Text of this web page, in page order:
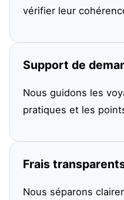
vérifier leur
Support de
Nous guidons les
pratiques et les
Frais
Nous séparons